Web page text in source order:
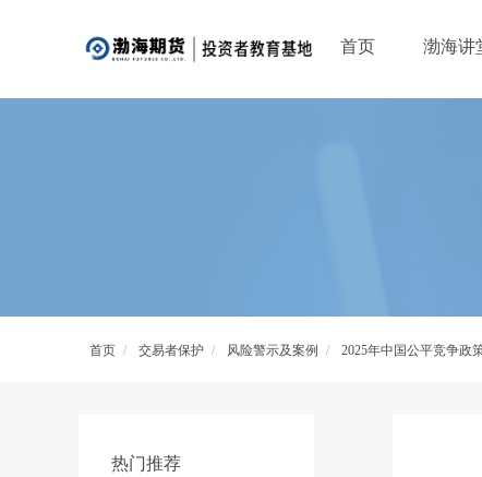
首页 渤海讲
首页 / 交易者保护 / 风险警示及案例 / 2025年中国公平竞争政
热门推荐